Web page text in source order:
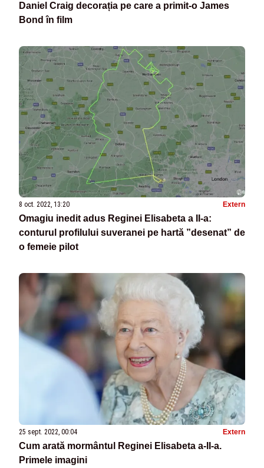
Daniel Craig decorația pe care a primit-o James
Bond în film
8 oct. 2022, 13:20 Extern
Omagiu inedit adus Reginei Elisabeta a II-a:
conturul profilului suveranei pe hartă ”desenat” de
o femeie pilot
25 sept. 2022, 00:04 Extern
Cum arată mormântul Reginei Elisabeta a-II-a.
Primele imagini